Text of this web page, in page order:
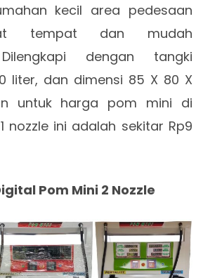
kecil area pedesaan
tempat dan mudah
dengan tangki
liter, dan dimensi 85 X 80 X
untuk harga pom mini di
nozzle ini adalah sekitar Rp9
Pom Mini 2 Nozzle